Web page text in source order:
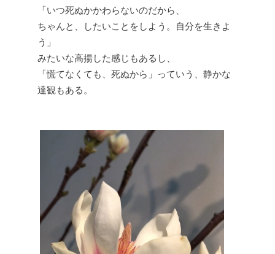
「いつ死ぬかかわらないのだから、
ちゃんと、したいことをしよう。自分を生きよ
う」
みたいな高揚した感じもあるし、
「慌てなくても、死ぬから」っていう、静かな
達観もある。